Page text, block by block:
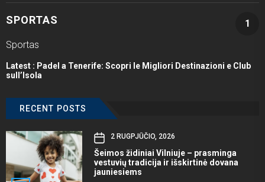
SPORTAS
1
Sportas
Latest : Padel a Tenerife: Scopri le Migliori Destinazioni e Club
sull’Isola
RECENT POSTS
2 RUGPJŪČIO, 2026
Šeimos židiniai Vilniuje – prasminga
vestuvių tradicija ir išskirtinė dovana
jauniesiems